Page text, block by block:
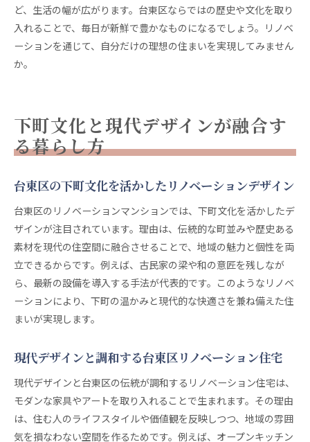
ど、生活の幅が広がります。台東区ならではの歴史や文化を取り
入れることで、毎日が新鮮で豊かなものになるでしょう。リノベ
ーションを通じて、自分だけの理想の住まいを実現してみません
か。
下町文化と現代デザインが融合す
る暮らし方
台東区の下町文化を活かしたリノベーションデザイン
台東区のリノベーションマンションでは、下町文化を活かしたデ
ザインが注目されています。理由は、伝統的な町並みや歴史ある
素材を現代の住空間に融合させることで、地域の魅力と個性を両
立できるからです。例えば、古民家の梁や和の意匠を残しなが
ら、最新の設備を導入する手法が代表的です。このようなリノベ
ーションにより、下町の温かみと現代的な快適さを兼ね備えた住
まいが実現します。
現代デザインと調和する台東区リノベーション住宅
現代デザインと台東区の伝統が調和するリノベーション住宅は、
モダンな家具やアートを取り入れることで生まれます。その理由
は、住む人のライフスタイルや価値観を反映しつつ、地域の雰囲
気を損なわない空間を作るためです。例えば、オープンキッチン